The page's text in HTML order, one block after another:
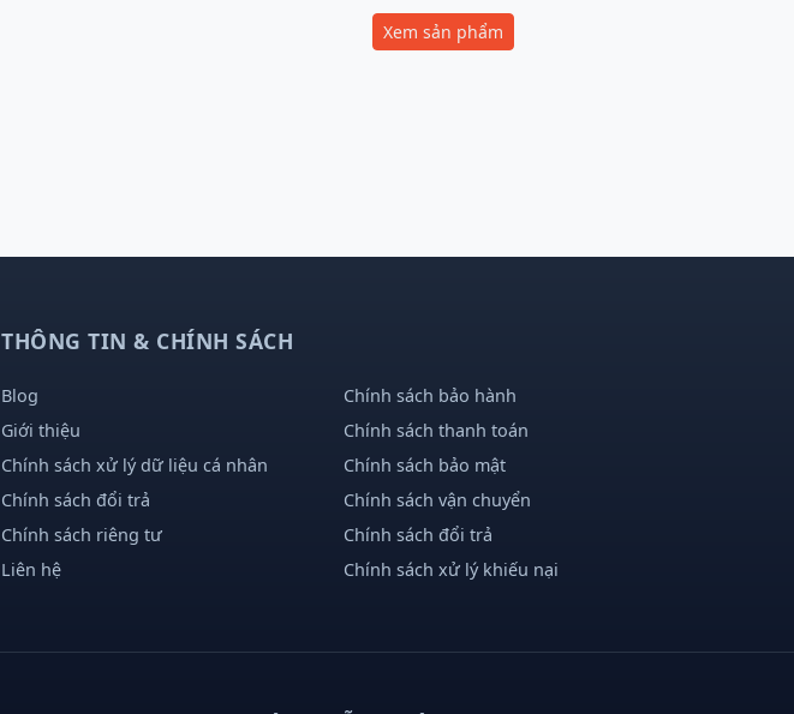
Xem sản phẩm
THÔNG TIN & CHÍNH SÁCH
Blog
Giới thiệu
Chính sách xử lý dữ liệu cá nhân
Chính sách đổi trả
Chính sách riêng tư
Liên hệ
Chính sách bảo hành
Chính sách thanh toán
Chính sách bảo mật
Chính sách vận chuyển
Chính sách đổi trả
Chính sách xử lý khiếu nại